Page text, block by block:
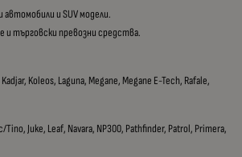
и SUV модели.
и търговски превозни средства.
Koleos, Laguna, Megane, Megane E-Tech, Rafale,
Tino, Juke, Leaf, Navara, NP300, Pathfinder, Patrol, Primera,